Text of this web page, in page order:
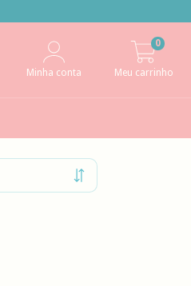
Minha conta Meu carrinho
0